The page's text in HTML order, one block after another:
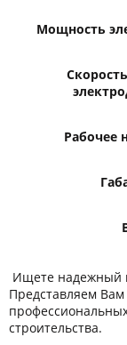
Мощность
Рабочее
Ищете надежный
Представляем
строительства.